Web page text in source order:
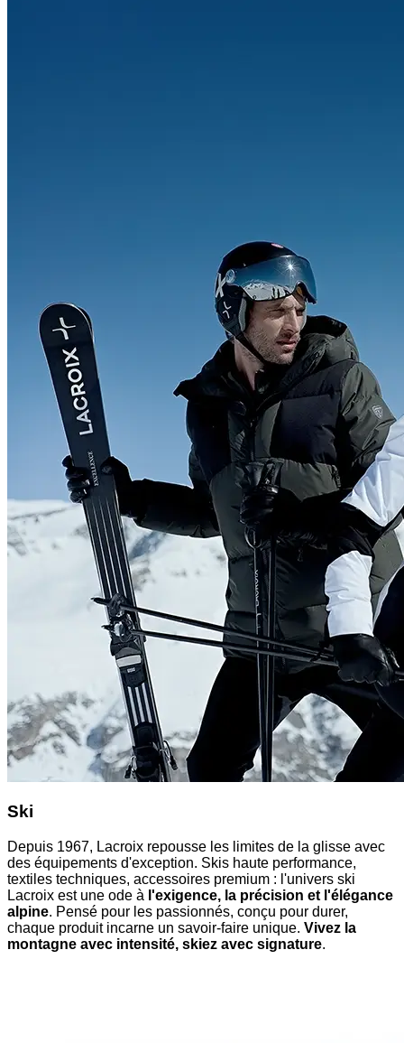
Ski
Depuis 1967, Lacroix repousse les limites de la glisse avec
des équipements d'exception. Skis haute performance,
textiles techniques, accessoires premium : l'univers ski
Lacroix est une ode à l'exigence, la précision et l'élégance
alpine. Pensé pour les passionnés, conçu pour durer,
chaque produit incarne un savoir-faire unique. Vivez la
montagne avec intensité, skiez avec signature.